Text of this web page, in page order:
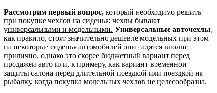
Рассмотрим первый вопрос, который необходимо решить
при покупке чехлов на сиденья: чехлы бывают
универсальными и модельными. Универсальные авточехлы,
как правило, стоят значительно дешевле модельных при этом
на некоторые сиденья автомобилей они садятся вполне
прилично, однако это скорее бюджетный вариант перед
продажей авто или, к примеру, как вариант временной
защиты салона перед длительной поездкой или поездкой на
рыбалку, когда покупка модельных чехлов не целесообразна.